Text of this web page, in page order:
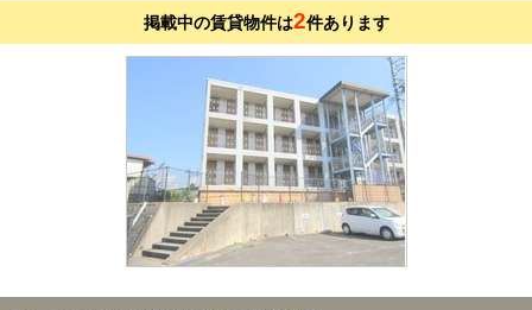
通勤通学時間から
不動産会社から
TOP
掲載中の賃貸物件は2件あります